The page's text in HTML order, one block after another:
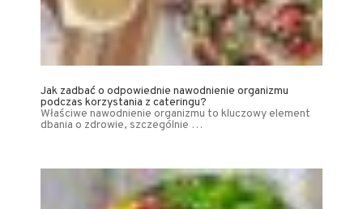
Jak zadbać o odpowiednie nawodnienie organizmu
podczas korzystania z cateringu?
Właściwe nawodnienie organizmu to kluczowy element
dbania o zdrowie, szczególnie …